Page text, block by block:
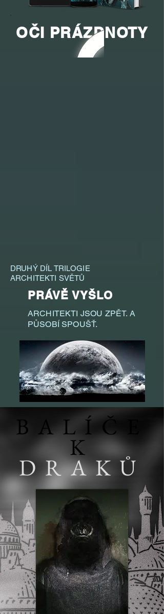
OČI PRÁZDNOTY
DRUHÝ DÍL TRILOGIE
ARCHITEKTI SVĚTŮ
PRÁVĚ VYŠLO
ARCHITEKTI JSOU ZPĚT. A
PŮSOBÍ SPOUŠŤ.
BALÍČE
K
DRAKŮ